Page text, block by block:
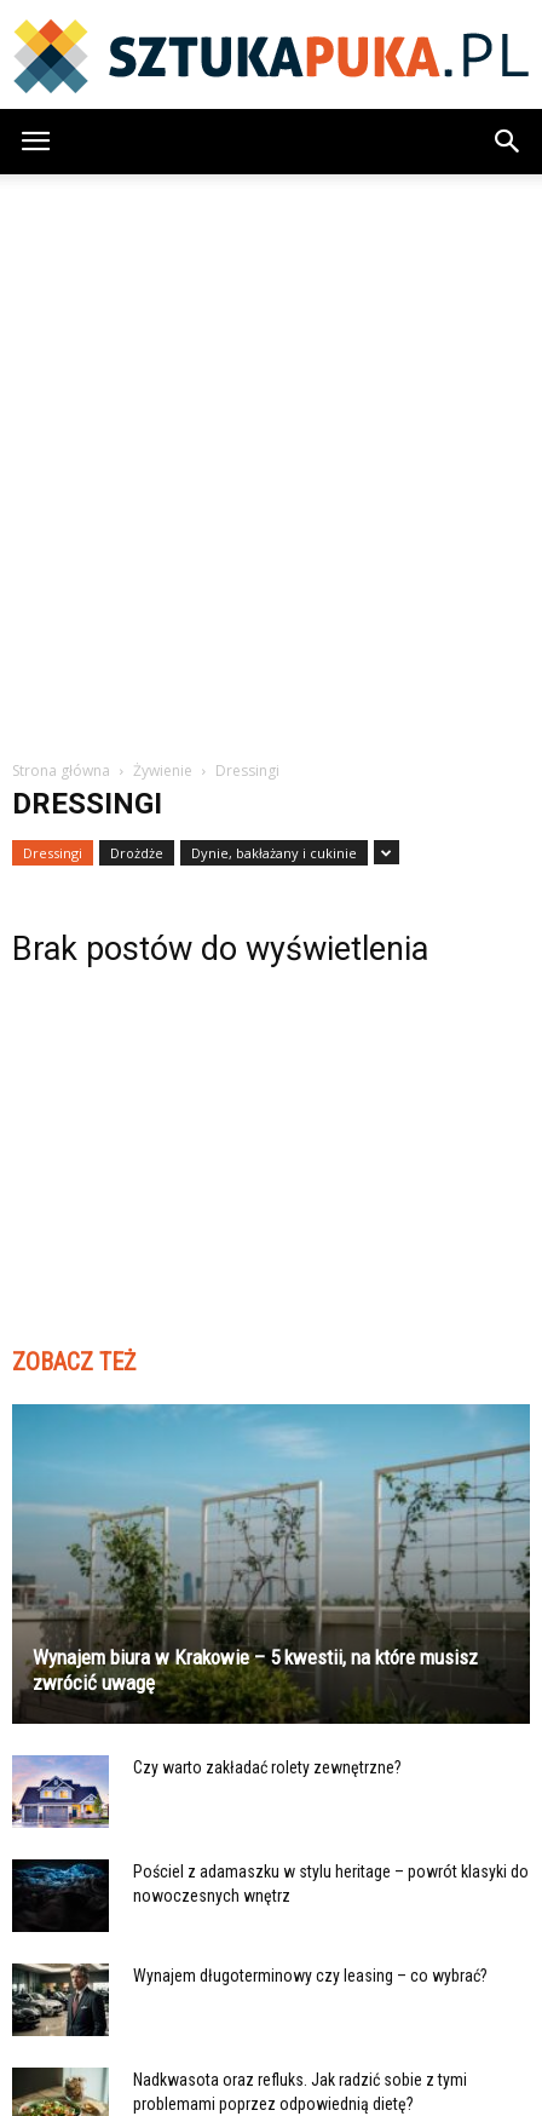
Strona główna Żywienie Dressingi
DRESSINGI
Dressingi Drożdże Dynie, bakłażany i cukinie
Brak postów do wyświetlenia
ZOBACZ TEŻ
Wynajem biura w Krakowie – 5 kwestii, na które musisz
zwrócić uwagę
Czy warto zakładać rolety zewnętrzne?
Pościel z adamaszku w stylu heritage – powrót klasyki do
nowoczesnych wnętrz
Wynajem długoterminowy czy leasing – co wybrać?
Nadkwasota oraz refluks. Jak radzić sobie z tymi
problemami poprzez odpowiednią dietę?